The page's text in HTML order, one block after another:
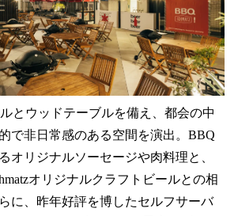
とウッドテーブルを備え、都会の中
で非日常感のある空間を演出。BBQ
オリジナルソーセージや肉料理と、
オリジナルクラフトビールとの相
に、昨年好評を博したセルフサーバ